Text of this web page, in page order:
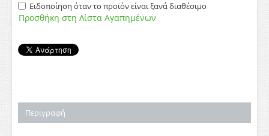
Ειδοποίηση όταν το προϊόν είναι ξανά διαθέσιμο
Προσθήκη στη Λίστα Αγαπημένων
Περιγραφή